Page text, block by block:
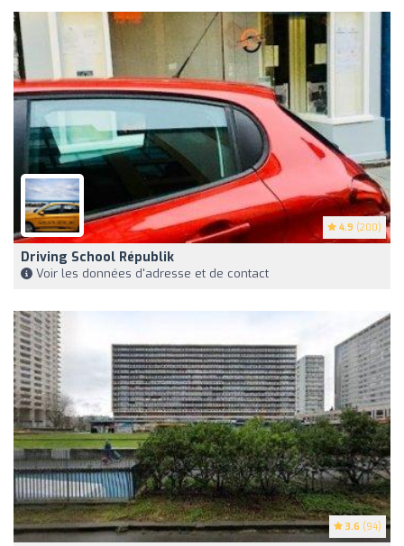
4.9 (200)
Driving School Républik
Voir les données d'adresse et de contact
3.6 (94)